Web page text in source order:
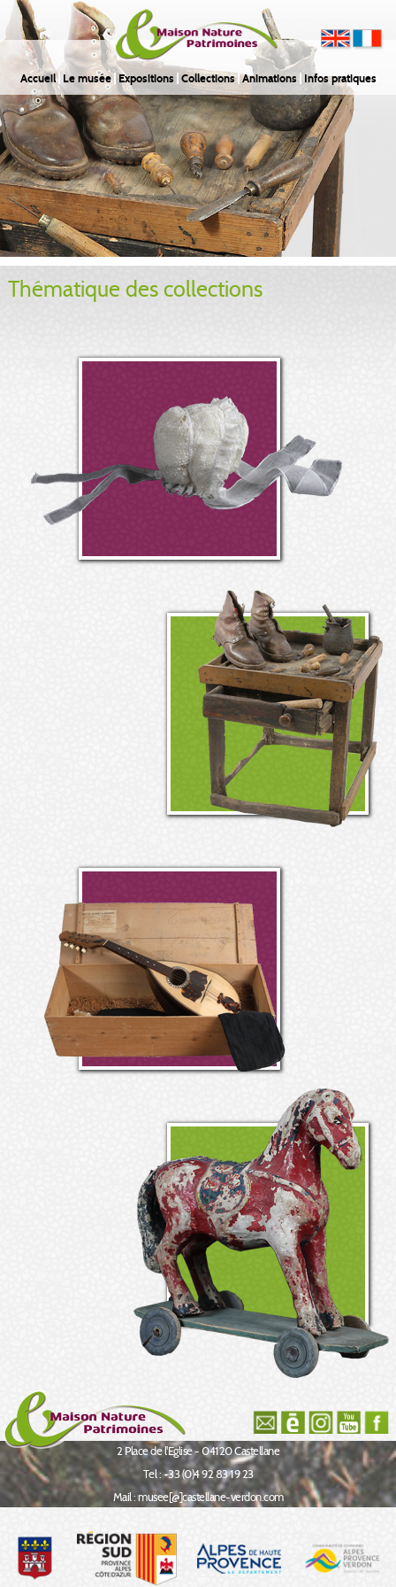
Accueil Le musée Expositions Collections Animations Infos pratiques
Thématique des collections
2 Place de l'Eglise - 04120 Castellane
Tel : +33 (0)4 92 83 19 23
Mail : musee[@]castellane-verdon.com